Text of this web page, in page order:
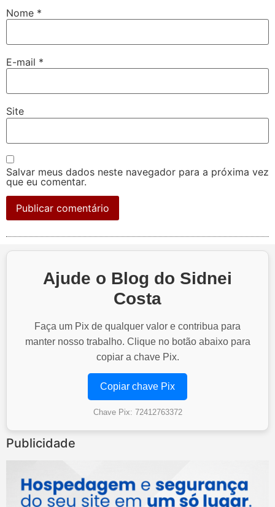
Nome *
E-mail *
Site
Salvar meus dados neste navegador para a próxima vez
que eu comentar.
Ajude o Blog do Sidnei
Costa
Faça um Pix de qualquer valor e contribua para
manter nosso trabalho. Clique no botão abaixo para
copiar a chave Pix.
Copiar chave Pix
Chave Pix: 72412763372
Publicidade